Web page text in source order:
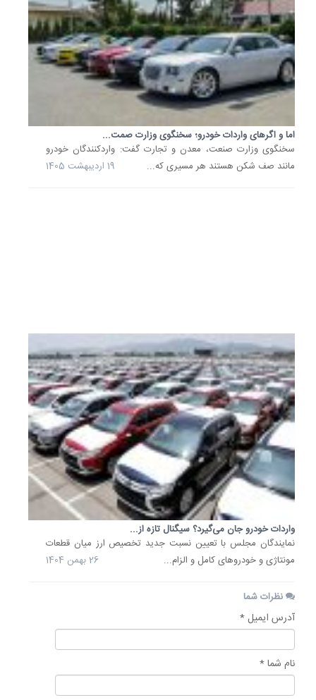
اما و اگرهای واردات خودرو؛ سخنگوی وزارت صمت...
سخنگوی وزارت صنعت، معدن و تجارت گفت: واردکنندگان خودرو
مانند صف شکن هستند هر مسیری که...
19 اردیبهشت 1405
واردات خودرو جان می‌گیرد؟ سیگنال تازه از...
نمایندگان مجلس با تعیین نسبت جدید تخصیص ارز میان قطعات
مونتاژی و خودروهای کامل و الزام...
26 بهمن 1404
نظرات شما
آدرس ایمیل *
نام شما *